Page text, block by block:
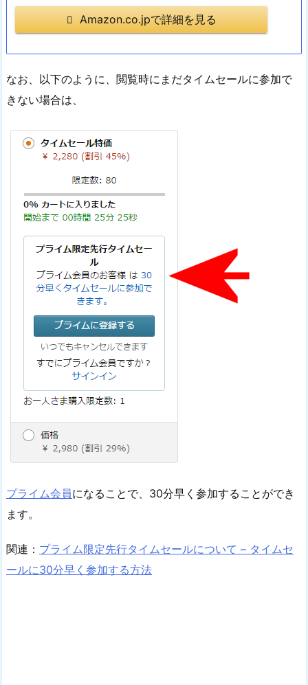
Amazon.co.jpで詳細を見る
なお、以下のように、閲覧時にまだタイムセールに参加で
きない場合は、
プライム会員になることで、30分早く参加することができ
ます。
関連： プライム限定先行タイムセールについて – タイムセ
ールに30分早く参加する方法